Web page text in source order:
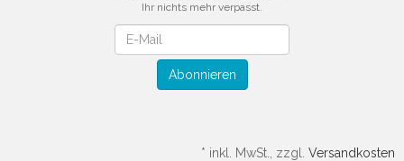
Ihr nichts mehr verpasst.
Abonnieren
* inkl. MwSt., zzgl. Versandkosten